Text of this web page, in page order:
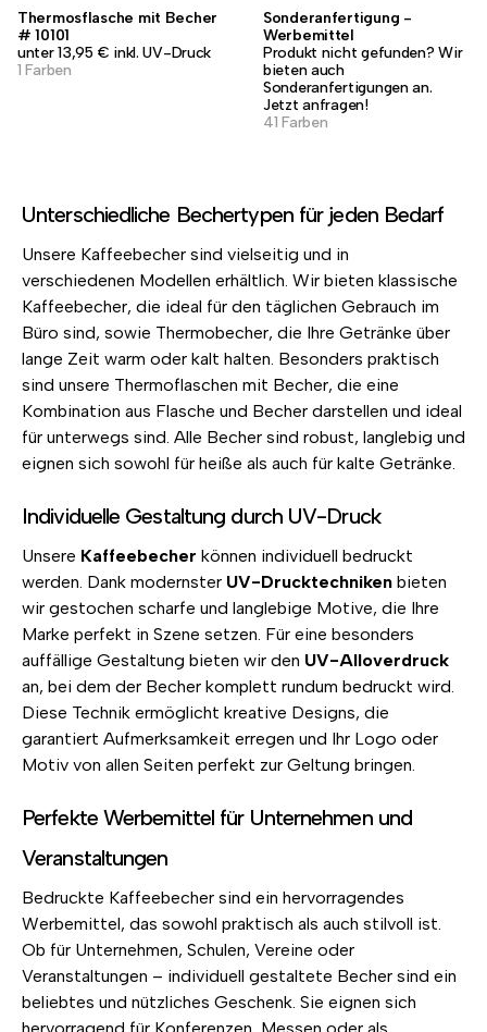
Thermosflasche mit Becher
# 10101
unter 13,95 € inkl. UV-Druck
1 Farben
Sonderanfertigung -
Werbemittel
Produkt nicht gefunden? Wir
bieten auch
Sonderanfertigungen an.
Jetzt anfragen!
41 Farben
Unterschiedliche Bechertypen für jeden Bedarf
Unsere Kaffeebecher sind vielseitig und in
verschiedenen Modellen erhältlich. Wir bieten klassische
Kaffeebecher, die ideal für den täglichen Gebrauch im
Büro sind, sowie Thermobecher, die Ihre Getränke über
lange Zeit warm oder kalt halten. Besonders praktisch
sind unsere Thermoflaschen mit Becher, die eine
Kombination aus Flasche und Becher darstellen und ideal
für unterwegs sind. Alle Becher sind robust, langlebig und
eignen sich sowohl für heiße als auch für kalte Getränke.
Individuelle Gestaltung durch UV-Druck
Unsere Kaffeebecher können individuell bedruckt
werden. Dank modernster UV-Drucktechniken bieten
wir gestochen scharfe und langlebige Motive, die Ihre
Marke perfekt in Szene setzen. Für eine besonders
auffällige Gestaltung bieten wir den UV-Alloverdruck
an, bei dem der Becher komplett rundum bedruckt wird.
Diese Technik ermöglicht kreative Designs, die
garantiert Aufmerksamkeit erregen und Ihr Logo oder
Motiv von allen Seiten perfekt zur Geltung bringen.
Perfekte Werbemittel für Unternehmen und
Veranstaltungen
Bedruckte Kaffeebecher sind ein hervorragendes
Werbemittel, das sowohl praktisch als auch stilvoll ist.
Ob für Unternehmen, Schulen, Vereine oder
Veranstaltungen – individuell gestaltete Becher sind ein
beliebtes und nützliches Geschenk. Sie eignen sich